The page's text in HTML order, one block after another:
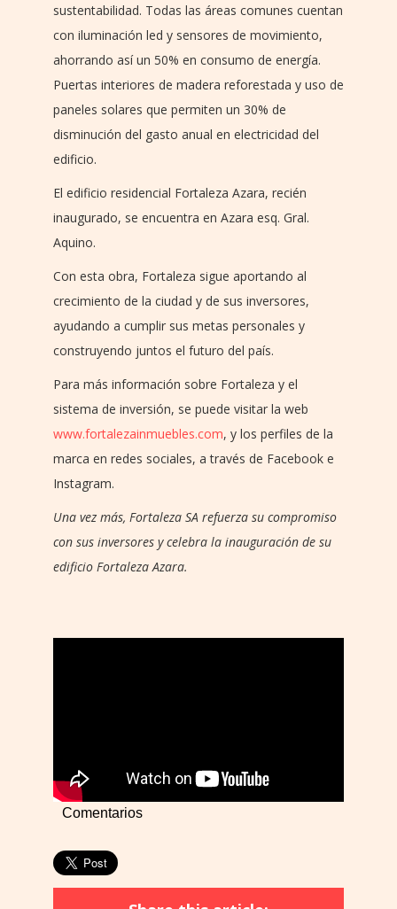
sustentabilidad. Todas las áreas comunes cuentan
con iluminación led y sensores de movimiento,
ahorrando así un 50% en consumo de energía.
Puertas interiores de madera reforestada y uso de
paneles solares que permiten un 30% de
disminución del gasto anual en electricidad del
edificio.
El edificio residencial Fortaleza Azara, recién
inaugurado, se encuentra en Azara esq. Gral.
Aquino.
Con esta obra, Fortaleza sigue aportando al
crecimiento de la ciudad y de sus inversores,
ayudando a cumplir sus metas personales y
construyendo juntos el futuro del país.
Para más información sobre Fortaleza y el
sistema de inversión, se puede visitar la web
www.fortalezainmuebles.com, y los perfiles de la
marca en redes sociales, a través de Facebook e
Instagram.
Una vez más, Fortaleza SA refuerza su compromiso
con sus inversores y celebra la inauguración de su
edificio Fortaleza Azara.
Comentarios